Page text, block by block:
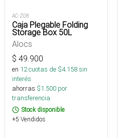
AC-Z08
Caja Plegable Folding
Storage Box 50L
Alocs
$ 49.900
en 12cuotas de $4.158sin
interés
ahorras $1.500 por
transferencia.
Stock disponible
+5 Vendidos